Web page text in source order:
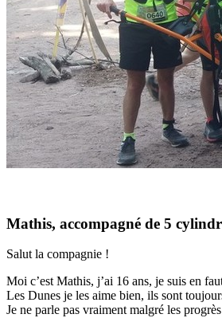
Mathis, accompagné de 5
Salut la compagnie !
Moi c’est Mathis, j’ai 16 ans, je suis en
Les Dunes je les aime bien, ils sont
Je ne parle pas vraiment malgré les